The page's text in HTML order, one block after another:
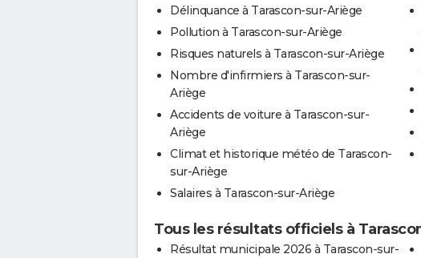
Délinquance à Tarascon-sur-Ariège
Pollution à Tarascon-sur-Ariège
Risques naturels à Tarascon-sur-Ariège
Nombre d'infirmiers à Tarascon-sur-
Ariège
Accidents de voiture à Tarascon-sur-
Ariège
Climat et historique météo de Tarascon-
sur-Ariège
Salaires à Tarascon-sur-Ariège
Tous les résultats officiels à
Résultat municipale 2026 à Tarascon-sur-